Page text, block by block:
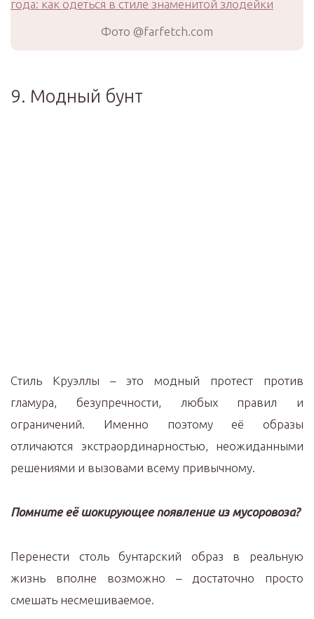
Фото @farfetch.com
9. Модный бунт
Стиль Круэллы – это модный протест против
гламура, безупречности, любых правил и
ограничений. Именно поэтому её образы
отличаются экстраординарностью, неожиданными
решениями и вызовами всему привычному.
Помните её шокирующее появление из мусоровоза?
Перенести столь бунтарский образ в реальную
жизнь вполне возможно – достаточно просто
смешать несмешиваемое.